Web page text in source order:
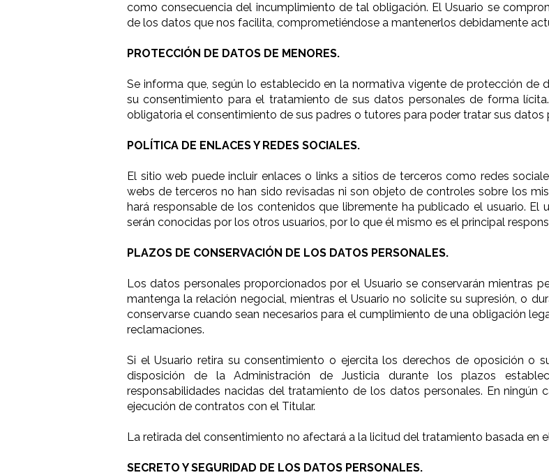
como consecuencia del incumplimiento de tal obligación. El Usuario se
de los datos que nos facilita, comprometiéndose a mantenerlos debidamente
PROTECCIÓN DE DATOS DE MENORES.
Se informa que, según lo establecido en la normativa vigente de protección de
su consentimiento para el tratamiento de sus datos personales de forma
obligatoria el consentimiento de sus padres o tutores para poder tratar sus datos
POLÍTICA DE ENLACES Y REDES SOCIALES.
El sitio web puede incluir enlaces o links a sitios de terceros como redes
webs de terceros no han sido revisadas ni son objeto de controles sobre los
hará responsable de los contenidos que libremente ha publicado el usuario. El
serán conocidas por los otros usuarios, por lo que él mismo es el principal
PLAZOS DE CONSERVACIÓN DE LOS DATOS PERSONALES.
Los datos personales proporcionados por el Usuario se conservarán mientras
mantenga la relación negocial, mientras el Usuario no solicite su supresión, o
conservarse cuando sean necesarios para el cumplimiento de una obligación
reclamaciones.
Si el Usuario retira su consentimiento o ejercita los derechos de oposición o
disposición de la Administración de Justicia durante los plazos
responsabilidades nacidas del tratamiento de los datos personales. En
ejecución de contratos con el Titular.
La retirada del consentimiento no afectará a la licitud del tratamiento basada en
SECRETO Y SEGURIDAD DE LOS DATOS PERSONALES.